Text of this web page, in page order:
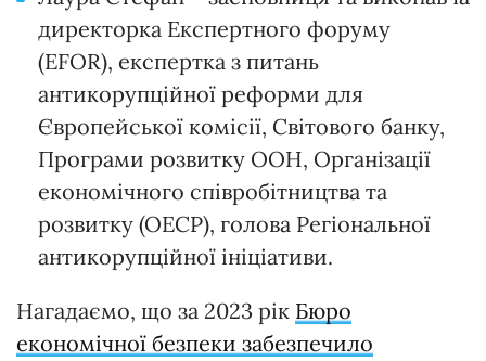
директорка Експертного форуму
(EFOR), експертка з питань
антикорупційної реформи для
Європейської комісії, Світового банку,
Програми розвитку ООН, Організації
економічного співробітництва та
розвитку (ОЕСР), голова Регіональної
антикорупційної ініціативи.
Нагадаємо, що за 2023 рік Бюро
економічної безпеки забезпечило